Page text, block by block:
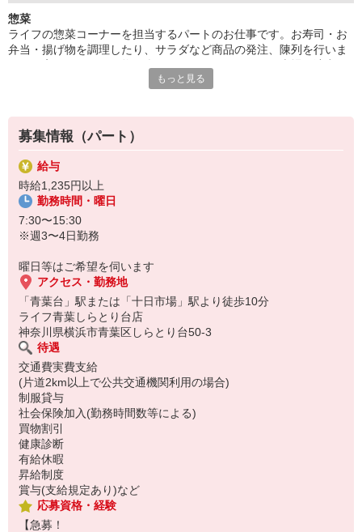
さんには、そのがんばりに「ありがとう」の気持ちをこめてボー
ナスを支給いたします。等級が上がれば時給が上がりさらにボー
ナスもゲットできるので、がんばりが目に見えてやる気もますま
すアップ！無理のないパート勤務でもやりがいを得られます。
惣菜
ライフの惣菜コーナーを担当するパートのお仕事です。お寿司・お
弁当・揚げ物を調理したり、サラダなど商品の発注、陳列を行いま
るのも大事なお仕事！自分のお買い物経験や家庭料理の延長で始め
もっと見る
募集情報（パート）
給与
時給1,235円以上
勤務時間・曜日
7:30〜15:30
※週3〜4日勤務
曜日等はご希望を伺います
アクセス・勤務地
「青葉台」駅または「十日市場」駅より徒歩10分
ライフ青葉しらとり台店
神奈川県横浜市青葉区しらとり台50-3
待遇
交通費実費支給
(片道2km以上で公共交通機関利用の場合)
制服貸与
社会保険加入(勤務時間数等による)
買物割引
健康診断
有給休暇
昇給制度
賞与(支給規定あり)など
応募資格・経験
【急募！